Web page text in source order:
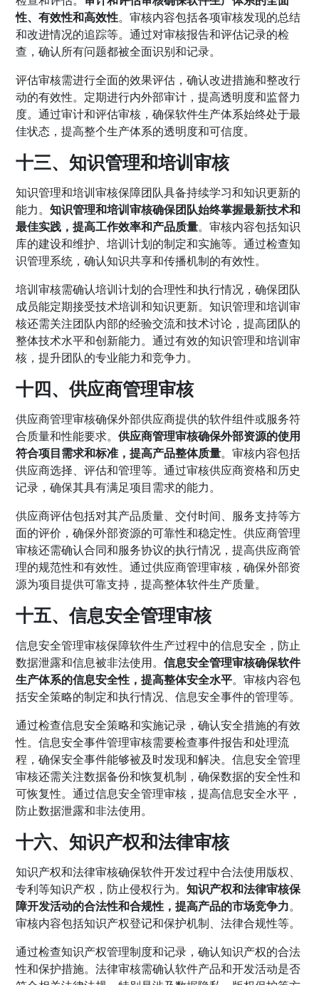
性、有效性和高效性。审核内容包括各项审核发现的总结
和改进情况的追踪等。通过对审核报告和评估记录的检
查，确认所有问题都被全面识别和记录。
评估审核需进行全面的效果评估，确认改进措施和整改行
动的有效性。定期进行内外部审计，提高透明度和监督力
度。通过审计和评估审核，确保软件生产体系始终处于最
佳状态，提高整个生产体系的透明度和可信度。
十三、知识管理和培训审核
知识管理和培训审核保障团队具备持续学习和知识更新的
能力。知识管理和培训审核确保团队始终掌握最新技术和
最佳实践，提高工作效率和产品质量。审核内容包括知识
库的建设和维护、培训计划的制定和实施等。通过检查知
识管理系统，确认知识共享和传播机制的有效性。
培训审核需确认培训计划的合理性和执行情况，确保团队
成员能定期接受技术培训和知识更新。知识管理和培训审
核还需关注团队内部的经验交流和技术讨论，提高团队的
整体技术水平和创新能力。通过有效的知识管理和培训审
核，提升团队的专业能力和竞争力。
十四、供应商管理审核
供应商管理审核确保外部供应商提供的软件组件或服务符
合质量和性能要求。供应商管理审核确保外部资源的使用
符合项目需求和标准，提高产品整体质量。审核内容包括
供应商选择、评估和管理等。通过审核供应商资格和历史
记录，确保其具有满足项目需求的能力。
供应商评估包括对其产品质量、交付时间、服务支持等方
面的评价，确保外部资源的可靠性和稳定性。供应商管理
审核还需确认合同和服务协议的执行情况，提高供应商管
理的规范性和有效性。通过供应商管理审核，确保外部资
源为项目提供可靠支持，提高整体软件生产质量。
十五、信息安全管理审核
信息安全管理审核保障软件生产过程中的信息安全，防止
数据泄露和信息被非法使用。信息安全管理审核确保软件
生产体系的信息安全性，提高整体安全水平。审核内容包
括安全策略的制定和执行情况、信息安全事件的管理等。
通过检查信息安全策略和实施记录，确认安全措施的有效
性。信息安全事件管理审核需要检查事件报告和处理流
程，确保安全事件能够被及时发现和解决。信息安全管理
审核还需关注数据备份和恢复机制，确保数据的安全性和
可恢复性。通过信息安全管理审核，提高信息安全水平，
防止数据泄露和非法使用。
十六、知识产权和法律审核
知识产权和法律审核确保软件开发过程中合法使用版权、
专利等知识产权，防止侵权行为。知识产权和法律审核保
障开发活动的合法性和合规性，提高产品的市场竞争力。
审核内容包括知识产权登记和保护机制、法律合规性等。
通过检查知识产权管理制度和记录，确认知识产权的合法
性和保护措施。法律审核需确认软件产品和开发活动是否